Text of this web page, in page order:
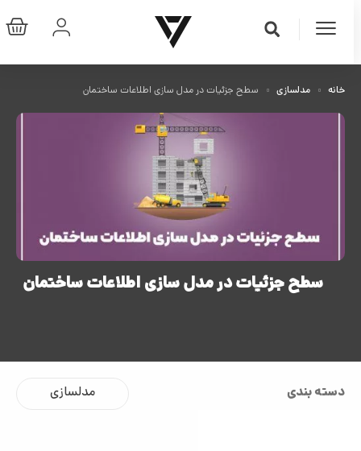
خانه مدلسازی سطح جزئیات در مدل سازی اطلاعات ساختمان
سطح جزئیات در مدل سازی اطلاعات ساختمان
دسته بندی مدلسازی